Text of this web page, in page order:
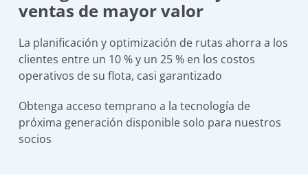
ventas de mayor valor
La planificación y optimización de rutas ahorra a los
clientes entre un 10 % y un 25 % en los costos
operativos de su flota, casi garantizado
Obtenga acceso temprano a la tecnología de
próxima generación disponible solo para nuestros
socios